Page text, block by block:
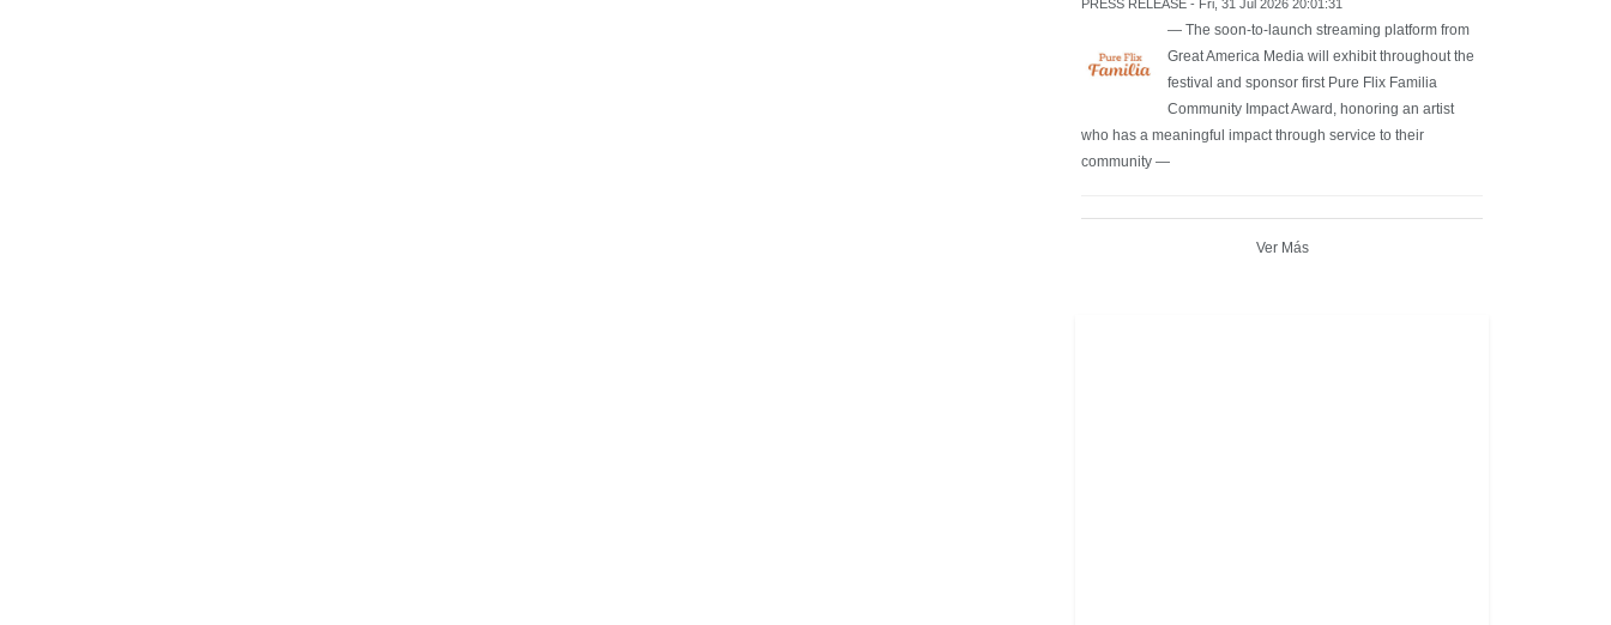
PRESS RELEASE - Fri, 31 Jul 2026 20:01:31
— The soon-to-launch streaming platform from
Great America Media will exhibit throughout the
festival and sponsor first Pure Flix Familia
Community Impact Award, honoring an artist
who has a meaningful impact through service to their
community —
Ver Más